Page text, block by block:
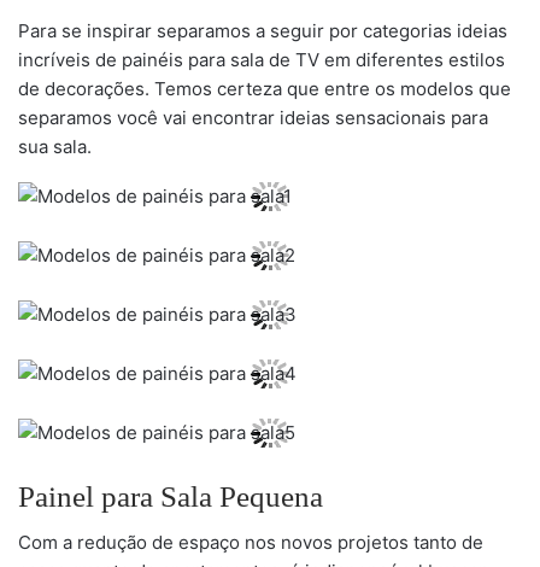
Para se inspirar separamos a seguir por categorias ideias
incríveis de painéis para sala de TV em diferentes estilos
de decorações. Temos certeza que entre os modelos que
separamos você vai encontrar ideias sensacionais para
sua sala.
Painel para Sala Pequena
Com a redução de espaço nos novos projetos tanto de